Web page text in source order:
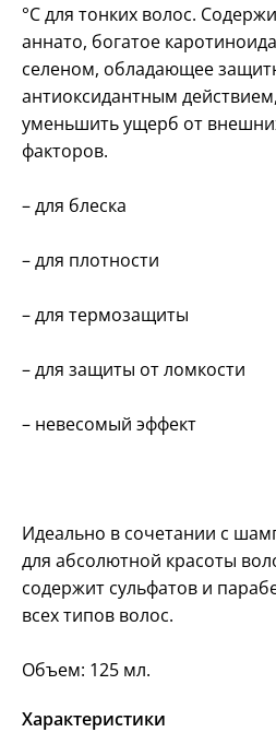
°C для тонких волос.
аннато, богатое
селеном, обладающее
антиоксидантным
уменьшить ущерб от
факторов.
– для блеска
– для плотности
– для термозащиты
– для защиты от ломкости
– невесомый эффект
Идеально в сочетании с
для абсолютной красоты
содержит сульфатов и
всех типов волос.
Объем: 125 мл.
Характеристики